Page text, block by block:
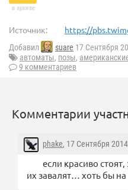
в архиве
Источник: https://
Добавил suare 17 Сентября
автоматы, позы,
9 комментариев
Комментарии
phake, 17 Сентября
если красиво стоят,
их завалят… хоть бы